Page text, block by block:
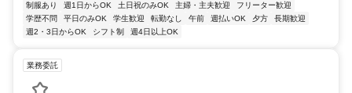
制服あり 週1日からOK 土日祝のみOK 主婦・主夫歓迎
フリーター歓迎
学歴不問
平日のみOK 学生歓迎 転勤なし 午前 週払いOK 夕方
長期歓迎
週2・3日からOK
シフト制 週4日以上OK
業務委託